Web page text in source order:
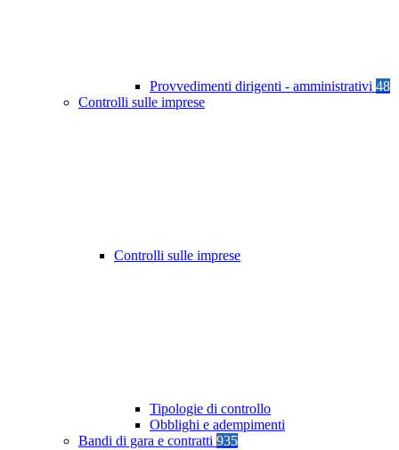
Provvedimenti dirigenti - amministrativi 48
Controlli sulle imprese
Controlli sulle imprese
Tipologie di controllo
Obblighi e adempimenti
Bandi di gara e contratti 935